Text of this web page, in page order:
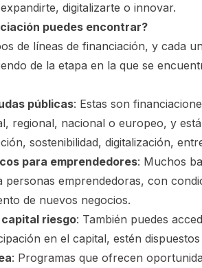
digitalizarte o innovar.
puedes encontrar?
de líneas de financiación, y cada
de la etapa en la que se
públicas: Estas son
regional, nacional o europeo, y
sostenibilidad, digitalización,
para emprendedores: Muchos
personas emprendedoras, con
de nuevos negocios.
riesgo: También puedes
en el capital, estén
: Programas que ofrecen